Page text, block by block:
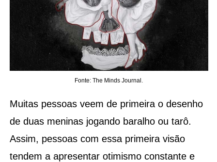
Fonte: The Minds Journal.
Muitas pessoas veem de primeira o desenho
de duas meninas jogando baralho ou tarô.
Assim, pessoas com essa primeira visão
tendem a apresentar otimismo constante e